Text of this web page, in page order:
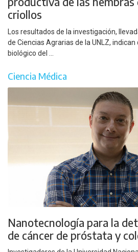
criollos
Los resultados de la investigación,
de Ciencias Agrarias de la UNLZ,
biológico del ...
Ciencia Médica
Nanotecnología para la
de cáncer de próstata y